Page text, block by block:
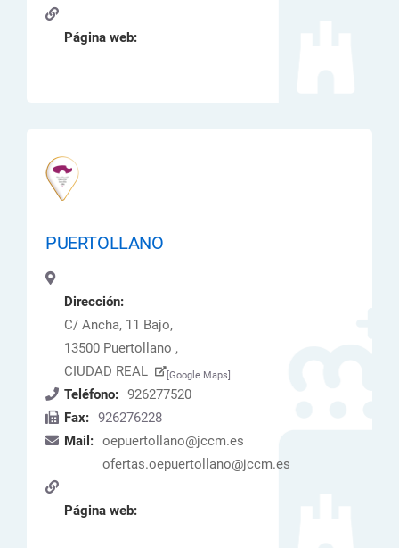
Página web:
PUERTOLLANO
Dirección:
C/ Ancha, 11 Bajo,
13500 Puertollano ,
CIUDAD REAL
[Google Maps]
Teléfono: 926277520
Fax: 926276228
Mail: oepuertollano@jccm.es
ofertas.oepuertollano@jccm.es
Página web: